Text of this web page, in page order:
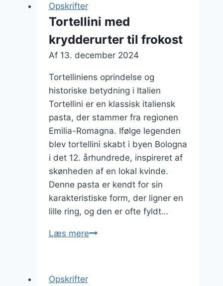
Opskrifter
Tortellini med
krydderurter til frokost
Af 13. december 2024
Tortelliniens oprindelse og
historiske betydning i Italien
Tortellini er en klassisk italiensk
pasta, der stammer fra regionen
Emilia-Romagna. Ifølge legenden
blev tortellini skabt i byen Bologna
i det 12. århundrede, inspireret af
skønheden af en lokal kvinde.
Denne pasta er kendt for sin
karakteristiske form, der ligner en
lille ring, og den er ofte fyldt…
Læs mereTortellini
Opskrifter